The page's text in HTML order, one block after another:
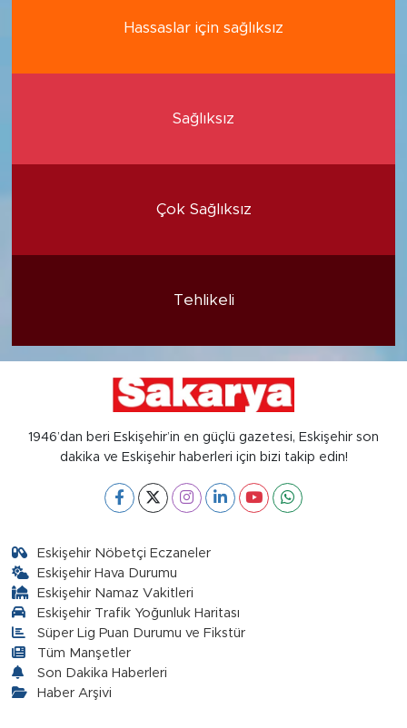
Hassaslar için sağlıksız
Sağlıksız
Çok Sağlıksız
Tehlikeli
1946’dan beri Eskişehir’in en güçlü gazetesi, Eskişehir son
dakika ve Eskişehir haberleri için bizi takip edin!
Eskişehir Nöbetçi Eczaneler
Eskişehir Hava Durumu
Eskişehir Namaz Vakitleri
Eskişehir Trafik Yoğunluk Haritası
Süper Lig Puan Durumu ve Fikstür
Tüm Manşetler
Son Dakika Haberleri
Haber Arşivi